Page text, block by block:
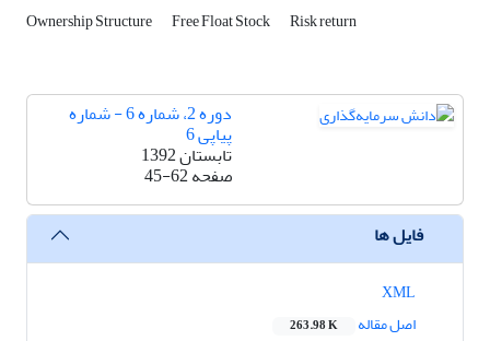
Ownership Structure Free Float Stock Risk return
دوره 2، شماره 6 - شماره
پیاپی 6
تابستان 1392
صفحه45-62
فایل ها
اصل مقاله
263.98 K